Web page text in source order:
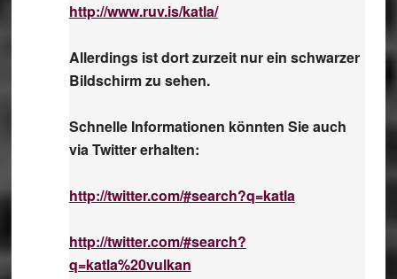
http://www.ruv.is/katla/
Allerdings ist dort zurzeit nur ein schwarzer
Bildschirm zu sehen.
Schnelle Informationen könnten Sie auch
via Twitter erhalten:
http://twitter.com/#search?q=katla
http://twitter.com/#search?
q=katla%20vulkan